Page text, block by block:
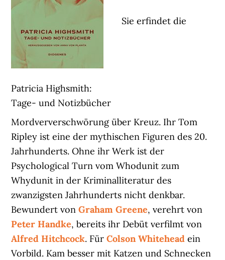
Patricia Highsmith:
Tage- und Notizbücher
Sie erfindet die
Mordververschwörung über Kreuz. Ihr Tom
Ripley ist eine der mythischen Figuren des 20.
Jahrhunderts. Ohne ihr Werk ist der
Psychological Turn vom Whodunit zum
Whydunit in der Kriminalliteratur des
zwanzigsten Jahrhunderts nicht denkbar.
Bewundert vonGraham Greene, verehrt von
Peter Handke, bereits ihr Debüt verfilmt von
Alfred Hitchcock. FürColson Whitehead ein
Vorbild. Kam besser mit Katzen und Schnecken